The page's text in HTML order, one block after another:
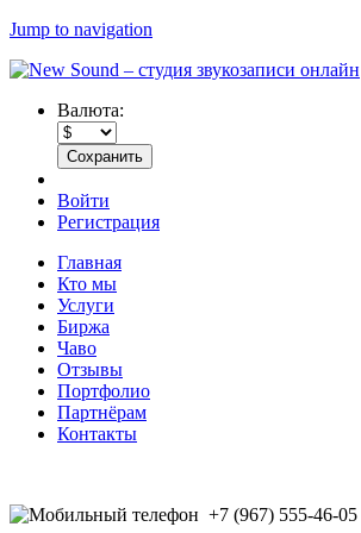
Jump to navigation
Валюта:
Войти
Регистрация
Главная
Кто мы
Услуги
Биржа
Чаво
Отзывы
Портфолио
Партнёрам
Контакты
+7 (967) 555-46-05